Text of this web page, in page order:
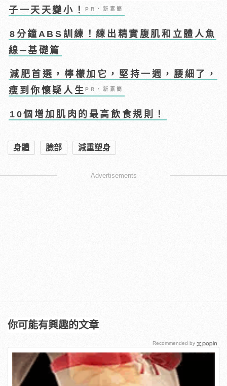
子一天天變小！PR・新素簡
8分鐘ABS訓練！練出精實腹肌和立體人魚
線─基礎篇
減肥首選，檸檬加它，堅持一週，腰細了，
瘦到你懷疑人生PR・新素簡
10個增加肌肉的最高飲食規則！
身體 臉部 減重塑身
Advertisements
你可能有興趣的文章
Recommended by